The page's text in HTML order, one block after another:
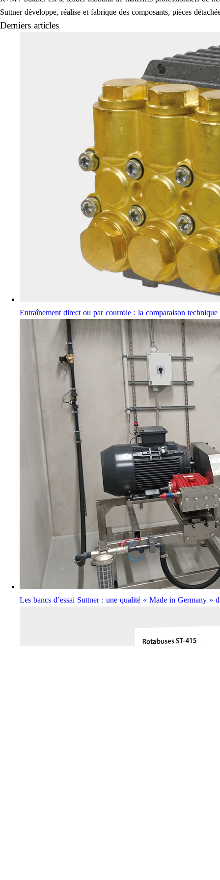
Suttner développe, réalise et fabrique des composants, pièces
Derniers articles
Entraînement direct ou par courroie : la comparaison technique
Les bancs d’essai Suttner : une qualité « Made in Germany »